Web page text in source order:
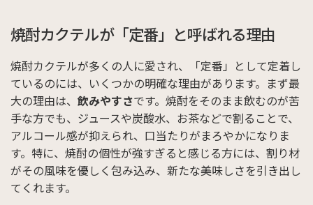
焼酎カクテルが「定番」と呼ばれる理由
焼酎カクテルが多くの人に愛され、「定番」として定着し
ているのには、いくつかの明確な理由があります。まず最
大の理由は、 飲みやすさです。焼酎をそのまま飲むのが苦
手な方でも、ジュースや炭酸水、お茶などで割ることで、
アルコール感が抑えられ、口当たりがまろやかになりま
す。特に、焼酎の個性が強すぎると感じる方には、割り材
がその風味を優しく包み込み、新たな美味しさを引き出し
てくれます。